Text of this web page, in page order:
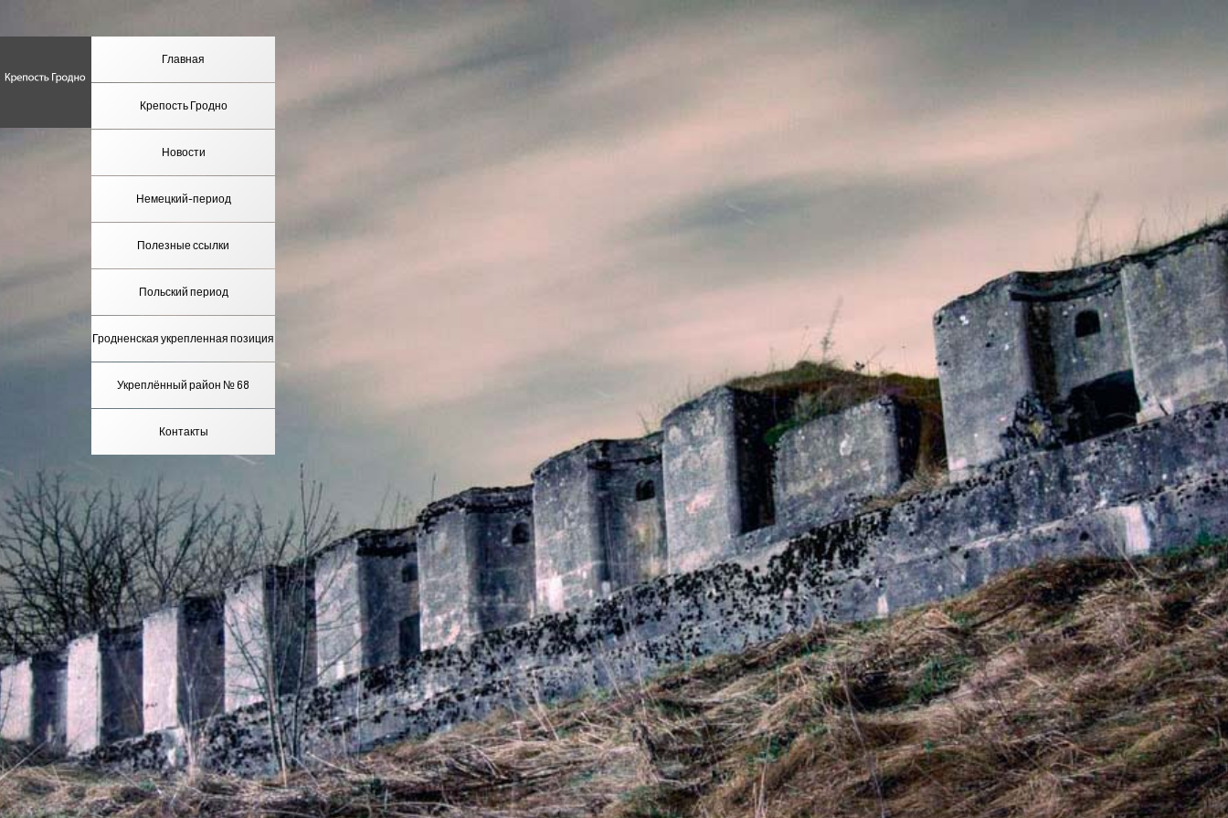
Главная
Крепость Гродно
Новости
Немецкий-период
Полезные ссылки
Польский период
Гродненская укрепленная позиция
Укреплённый район № 68
Контакты